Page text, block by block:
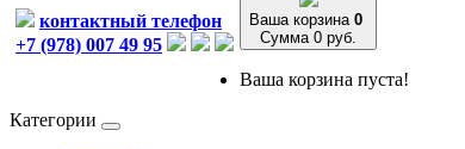
контактный телефон
+7 (978) 007 49 95
Ваша корзина 0
Сумма 0 руб.
Ваша корзина пуста!
Категории